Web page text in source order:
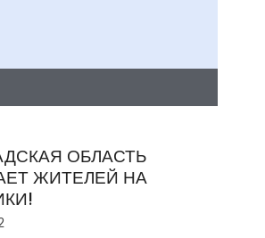
ОБЛАСТЬ
ЖИТЕЛЕЙ НА